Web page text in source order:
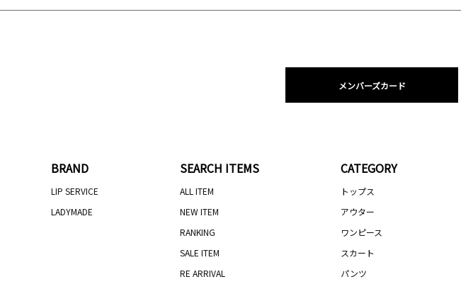
メンバーズカード
BRAND
LIP SERVICE
LADYMADE
SEARCH ITEMS
ALL ITEM
NEW ITEM
RANKING
SALE ITEM
RE ARRIVAL
CATEGORY
トップス
アウター
ワンピース
スカート
パンツ